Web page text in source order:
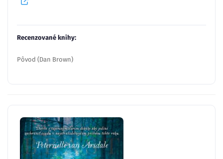
Recenzované knihy:
Pôvod (Dan Brown)